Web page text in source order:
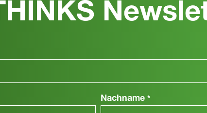
Nachname *